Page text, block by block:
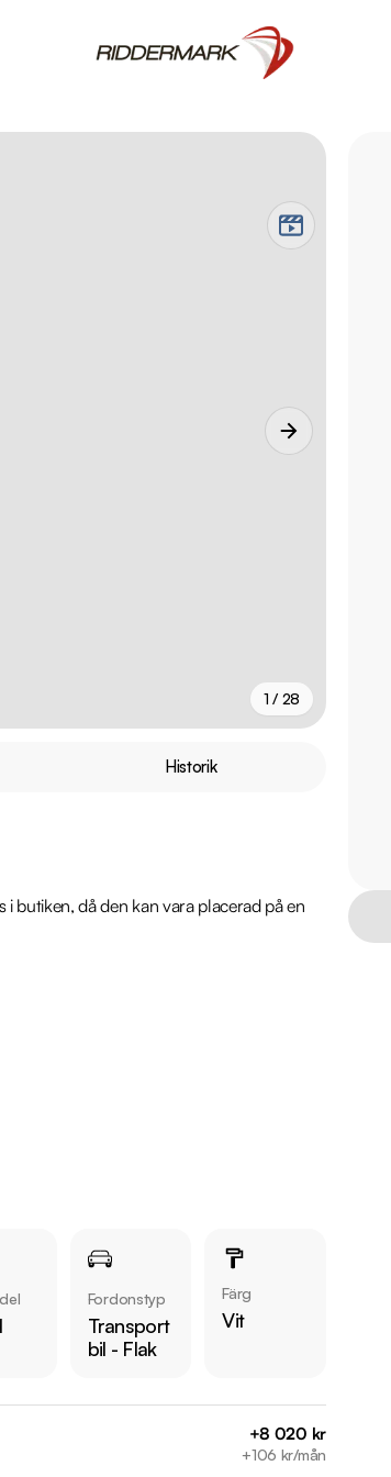
1 / 28
Historik
butiken, då den kan vara placerad på en
Fordonstyp
Transport
bil - Flak
Färg
Vit
+8 020 kr
+106 kr/mån